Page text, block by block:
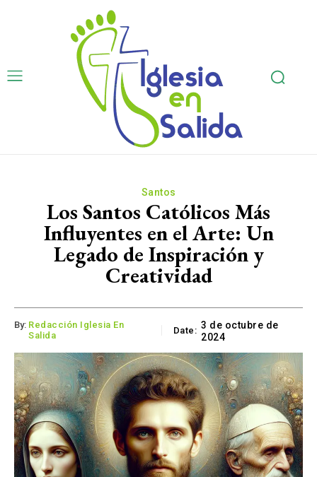
Santos
Los Santos Católicos Más
Influyentes en el Arte: Un
Legado de Inspiración y
Creatividad
By: Redacción Iglesia En
Salida
Date: 3 de octubre de
2024